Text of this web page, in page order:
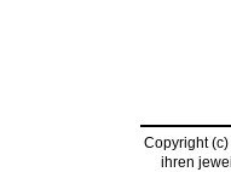
Copyright
ihren